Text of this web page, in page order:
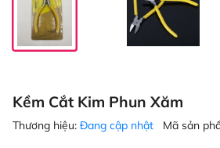
Kềm Cắt Kim Phun Xăm
Thương hiệu: Đang cập nhật Mã sản